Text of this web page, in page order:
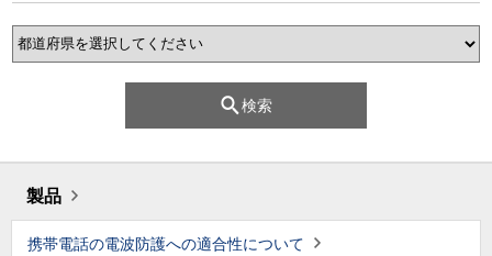
検索
製品
携帯電話の電波防護への適合性について